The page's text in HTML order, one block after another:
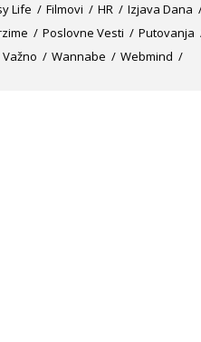
Life
Filmovi HR
Izjava Dana
Poslovne Vesti
Putovanja
Važno
Wannabe Webmind